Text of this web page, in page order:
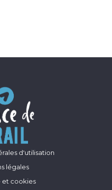
d'utilisation
légales
et cookies